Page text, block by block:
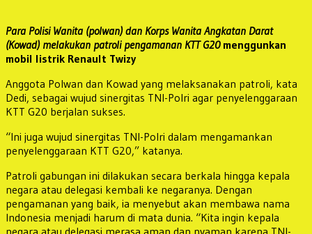
Para Polisi Wanita (polwan) dan Korps Wanita Angkatan Darat
(Kowad) melakukan patroli pengamanan KTT G20 menggunkan
mobil listrik Renault Twizy
Anggota Polwan dan Kowad yang melaksanakan patroli, kata
Dedi, sebagai wujud sinergitas TNI-Polri agar penyelenggaraan
KTT G20 berjalan sukses.
“Ini juga wujud sinergitas TNI-Polri dalam mengamankan
penyelenggaraan KTT G20,” katanya.
Patroli gabungan ini dilakukan secara berkala hingga kepala
negara atau delegasi kembali ke negaranya. Dengan
pengamanan yang baik, ia menyebut akan membawa nama
Indonesia menjadi harum di mata dunia. “Kita ingin kepala
negara atau delegasi merasa aman dan nyaman karena TNI-